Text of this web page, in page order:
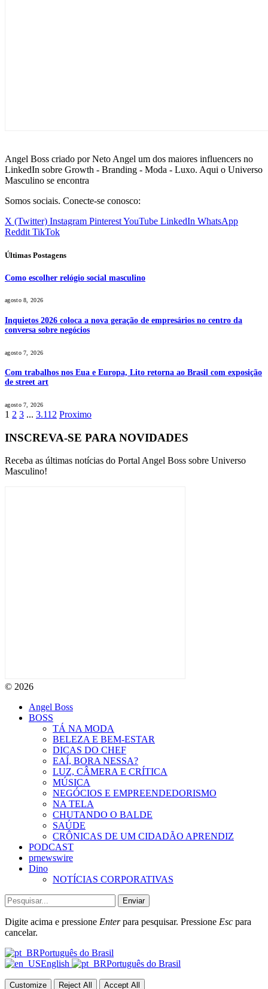
Angel Boss criado por Neto Angel um dos maiores influencers no
LinkedIn sobre Growth - Branding - Moda - Luxo. Aqui o Universo
Masculino se encontra
Somos sociais. Conecte-se conosco:
X (Twitter) Instagram PinterestYouTube LinkedIn WhatsApp
Reddit TikTok
Últimas Postagens
Como escolher relógio social masculino
agosto 8, 2026
Inquietos 2026 coloca a nova geração de empresários no centro da
conversa sobre negócios
agosto 7, 2026
Com trabalhos nos Eua e Europa, Lito retorna ao Brasil com exposição
de street art
agosto 7, 2026
1 2 3 ... 3.112 Proximo
INSCREVA-SE PARA NOVIDADES
Receba as últimas notícias do Portal Angel Boss sobre Universo
Masculino!
© 2026
Angel Boss
BOSS
TÁ NA MODA
BELEZA E BEM-ESTAR
DICAS DO CHEF
EAÍ, BORA NESSA?
LUZ, CÂMERA E CRÍTICA
MÚSICA
NEGÓCIOS E EMPREENDEDORISMO
NA TELA
CHUTANDO O BALDE
SAÚDE
CRÔNICAS DE UM CIDADÃO APRENDIZ
PODCAST
prnewswire
Dino
NOTÍCIAS CORPORATIVAS
Enviar
Digite acima e pressione Enterpara pesquisar. Pressione Esc para
cancelar.
Português do Brasil
English
Português do Brasil
Customize Reject All Accept All